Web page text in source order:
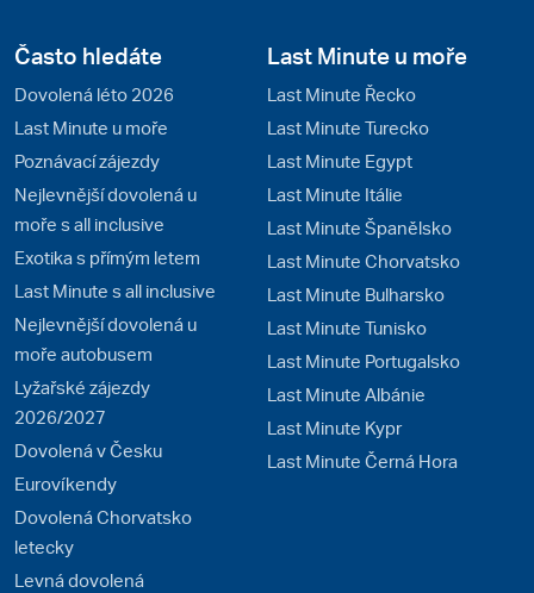
Často hledáte
Dovolená léto 2026
Last Minute u moře
Poznávací zájezdy
Nejlevnější dovolená u
moře s all inclusive
Exotika s přímým letem
Last Minute s all inclusive
Nejlevnější dovolená u
moře autobusem
Lyžařské zájezdy
2026/2027
Dovolená v Česku
Eurovíkendy
Dovolená Chorvatsko
letecky
Levná dovolená
Last Minute u moře
Last Minute Řecko
Last Minute Turecko
Last Minute Egypt
Last Minute Itálie
Last Minute Španělsko
Last Minute Chorvatsko
Last Minute Bulharsko
Last Minute Tunisko
Last Minute Portugalsko
Last Minute Albánie
Last Minute Kypr
Last Minute Černá Hora